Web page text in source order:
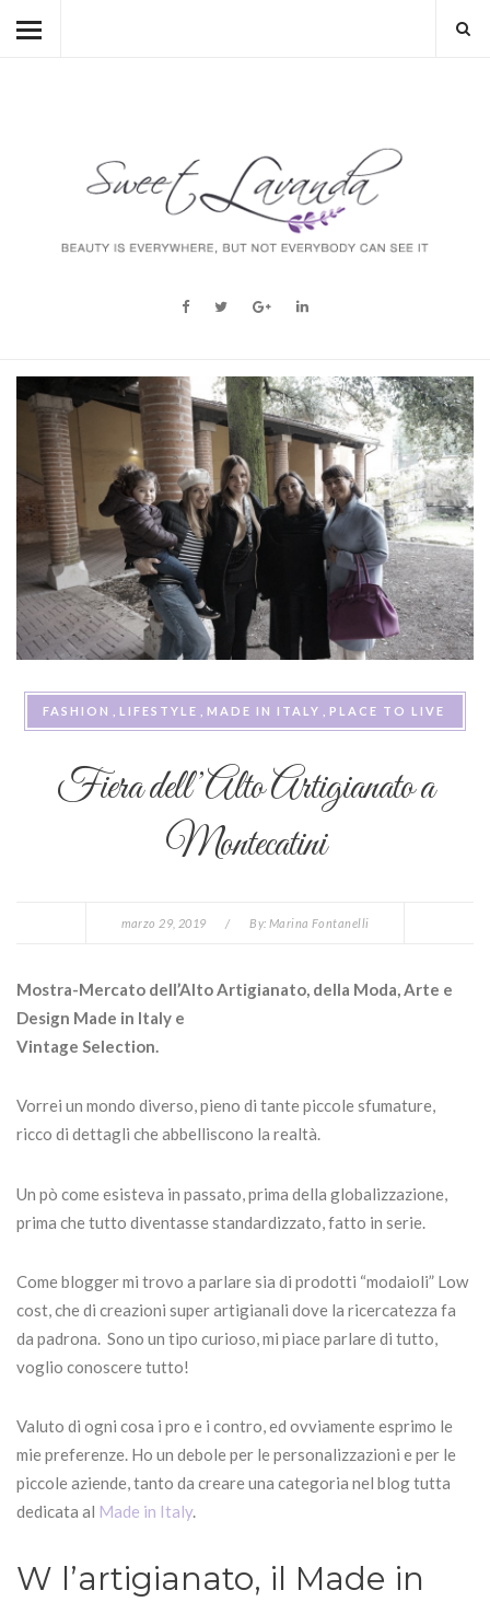
HOME
FASHION LIFESTYLE MADE IN ITALY PLACE TO LIVE
Fiera dell’Alto Artigianato a
Montecatini
marzo 29, 2019 / By: Marina Fontanelli
Mostra-Mercato dell’Alto Artigianato, della Moda, Arte e
Design Made in Italy e
Vintage Selection.
Vorrei un mondo diverso, pieno di tante piccole sfumature,
ricco di dettagli che abbelliscono la realtà.
Un pò come esisteva in passato, prima della globalizzazione,
prima che tutto diventasse standardizzato, fatto in serie.
Come blogger mi trovo a parlare sia di prodotti “modaioli” Low
cost, che di creazioni super artigianali dove la ricercatezza fa
da padrona. Sono un tipo curioso, mi piace parlare di tutto,
voglio conoscere tutto!
Valuto di ogni cosa i pro e i contro, ed ovviamente esprimo le
mie preferenze. Ho un debole per le personalizzazioni e per le
piccole aziende, tanto da creare una categoria nel blog tutta
dedicata al Made in Italy.
W l’artigianato, il Made in